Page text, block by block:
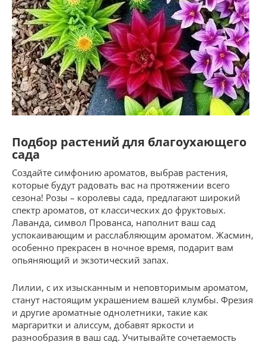
Подбор растений для благоухающего
сада
Создайте симфонию ароматов, выбрав растения,
которые будут радовать вас на протяжении всего
сезона! Розы – королевы сада, предлагают широкий
спектр ароматов, от классических до фруктовых.
Лаванда, символ Прованса, наполнит ваш сад
успокаивающим и расслабляющим ароматом. Жасмин,
особенно прекрасен в ночное время, подарит вам
опьяняющий и экзотический запах.
Лилии, с их изысканным и неповторимым ароматом,
станут настоящим украшением вашей клумбы. Фрезия
и другие ароматные однолетники, такие как
маргаритки и алиссум, добавят яркости и
разнообразия в ваш сад. Учитывайте сочетаемость